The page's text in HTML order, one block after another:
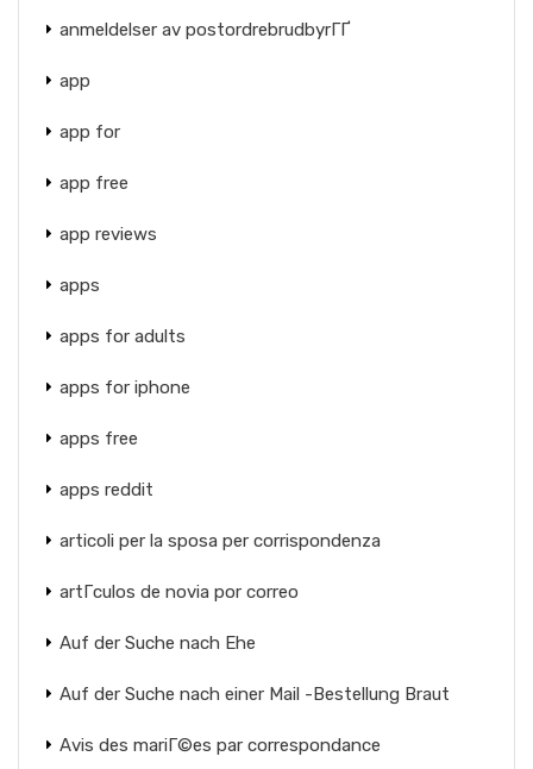
anmeldelser av postordrebrudbyrГҐ
app
app for
app free
app reviews
apps
apps for adults
apps for iphone
apps free
apps reddit
articoli per la sposa per corrispondenza
artГ­culos de novia por correo
Auf der Suche nach Ehe
Auf der Suche nach einer Mail -Bestellung Braut
Avis des mariГ©es par correspondance